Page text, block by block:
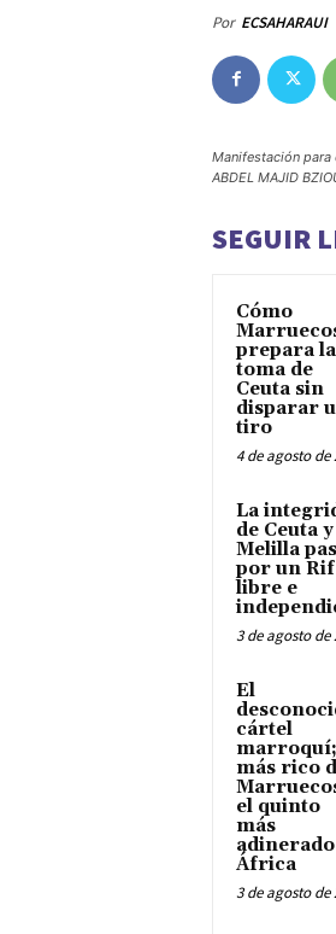
Por ECSAHARAUI
Manifestación para
ABDEL MAJID
SEGUIR
Cómo
prepara la
toma de
Ceuta sin
disparar
tiro
4 de agosto de
La
de Ceuta y
Melilla
por un Rif
libre e
3 de agosto de
El
cártel
más rico
el quinto
más
África
3 de agosto de